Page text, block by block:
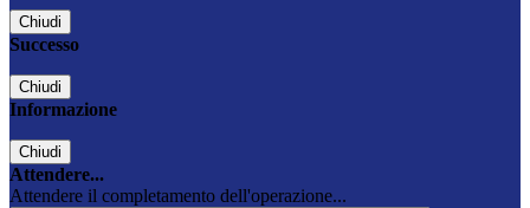
Chiudi
Successo
Chiudi
Informazione
Chiudi
Attendere...
Attendere il completamento dell'operazione...